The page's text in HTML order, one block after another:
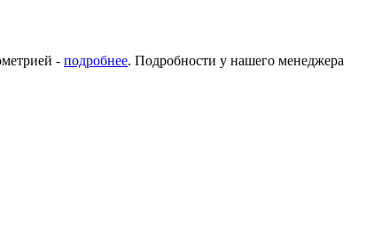
- подробнее. Подробности у нашего менеджера